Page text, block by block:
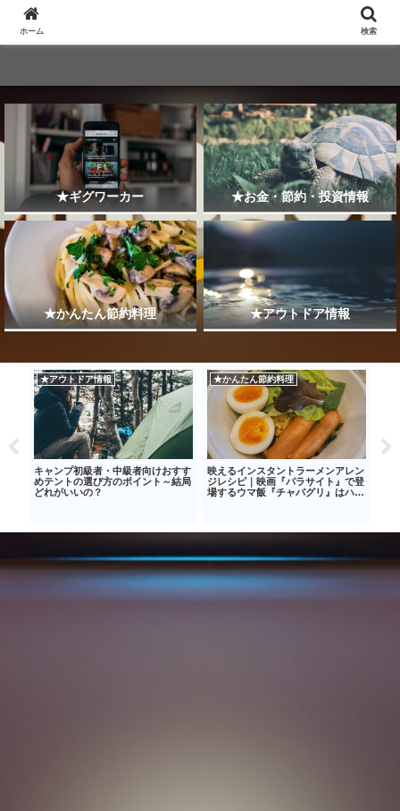
★ギグワーカー ★お金・節約・投資情報
★かんたん節約料理 ★アウトドア情報
★アウトドア情報
キャンプ初級者・中級者向けおすす
めテントの選び方のポイント～結局
どれがいいの？
★かんたん節約料理
映えるインスタントラーメンアレン
ジレシピ｜映画『パラサイト』で登
場するウマ飯『チャパグリ』はハマ
ホーム 検索